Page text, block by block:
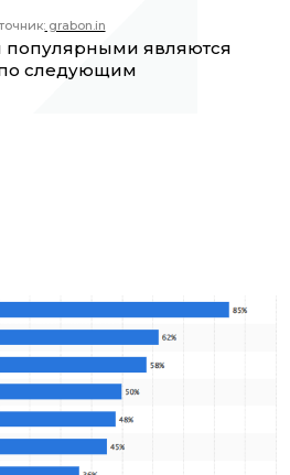
grabon.in
популярными являются
по следующим